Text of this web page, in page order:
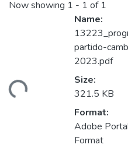
Now showing 1 - 1 of 1
Name:
partido-
2023.pdf
Size:
321.5 KB
Format:
Adobe
Format